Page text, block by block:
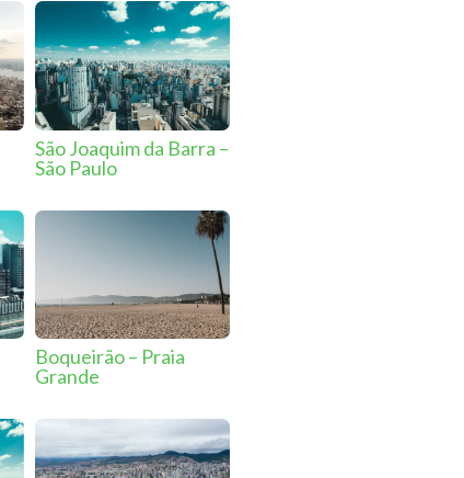
São Joaquim da Barra –
São Paulo
Boqueirão – Praia
Grande